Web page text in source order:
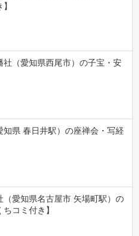
社（愛知県西尾市）の子宝・安
知県 春日井駅）の座禅会・写経
（愛知県名古屋市 矢場町駅）の
コミ付き】